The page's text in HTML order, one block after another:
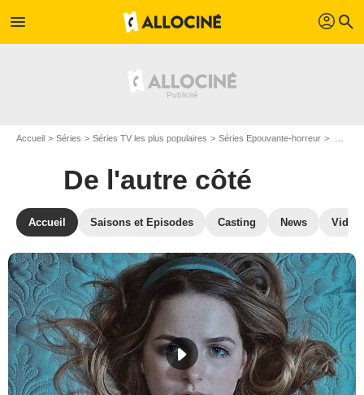
menu profil search
Accueil Séries Séries TV les plus populaires Séries Epouvante-horreur
De l'autre côté
Accueil Saisons et Episodes Casting News